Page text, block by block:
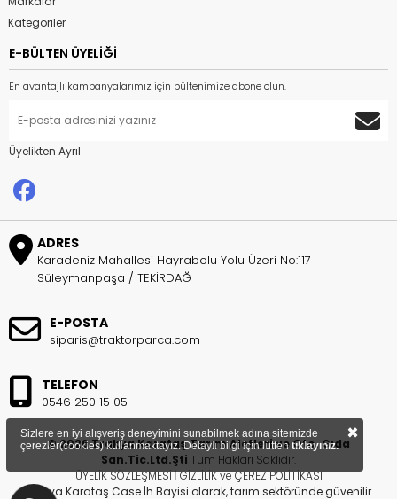
Kategoriler
E-BÜLTEN ÜYELİĞİ
En avantajlı kampanyalarımız için bültenimize abone olun.
Üyelikten Ayrıl
ADRES
Karadeniz Mahallesi Hayrabolu Yolu Üzeri No:117
Süleymanpaşa / TEKİRDAĞ
E-POSTA
siparis@traktorparca.com
TELEFON
0546 250 15 05
© 2026 Trakya Karataş Tarım Aletleri ve Oto. Gıda
San.Tic.Ltd.Şti Tüm Hakları Saklıdır.
ÜYELİK SÖZLEŞMESİ|GİZLİLİK ve ÇEREZ POLİTİKASI
Trakya Karataş Case İh Bayisi olarak, tarım sektöründe güvenilir
Sizlere en iyi alışveriş deneyimini sunabilmek adına sitemizde
çerezler(cookies) kullanmaktayız. Detaylı bilgi için lütfentıklayınız. ×